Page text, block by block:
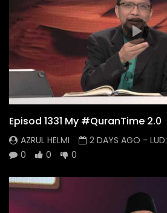
Episod 1331 My #QuranTime 2.0
AZRUL HELMI 2 DAYS AGO - LUD:
0
0 0